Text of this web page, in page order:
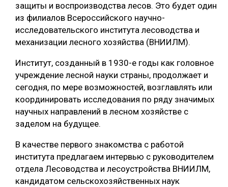
БЕЗОПАСНОЕ ПРОИЗВОДСТВО
МЕБЕЛЬНОЕ ПРОИЗВОДСТВО
защиты и воспроизводства лесов. Это будет один
из филиалов Всероссийского научно-
исследовательского института лесоводства и
механизации лесного хозяйства (ВНИИЛМ).
Институт, созданный в 1930-е годы как головное
учреждение лесной науки страны, продолжает и
сегодня, по мере возможностей, возглавлять или
координировать исследования по ряду значимых
научных направлений в лесном хозяйстве с
заделом на будущее.
В качестве первого знакомства с работой
института предлагаем интервью с руководителем
отдела Лесоводства и лесоустройства ВНИИЛМ,
кандидатом сельскохозяйственных наук